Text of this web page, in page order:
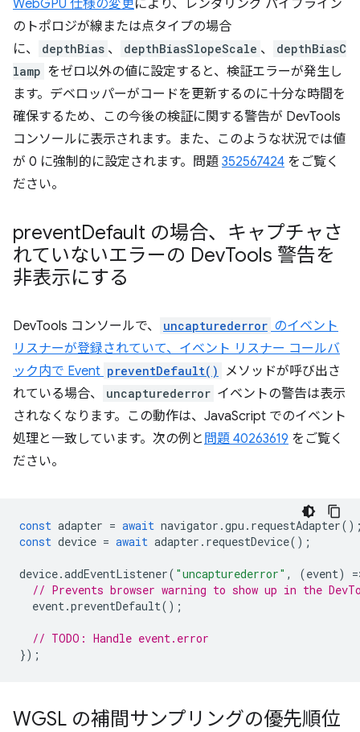
WebGPU 仕様の変更により、レンダリング パイプライン
のトポロジが線または点タイプの場合
に、
depthBias 、 depthBiasSlopeScale 、
depthBiasC
lamp をゼロ以外の値に設定すると、検証エラーが発生し
ます。デベロッパーがコードを更新するのに十分な時間を
確保するため、この今後の検証に関する警告が DevTools
コンソールに表示されます。また、このような状況では値
が 0 に強制的に設定されます。問題 352567424 をご覧く
ださい。
preventDefault の場合、キャプチャさ
れていないエラーの DevTools 警告を
非表示にする
DevTools コンソールで、 uncapturederror のイベント
リスナーが登録されていて、イベント リスナー コールバ
ック内で Event preventDefault()
メソッドが呼び出さ
れている場合、
uncapturederror イベントの警告は表示
されなくなります。この動作は、JavaScript でのイベント
処理と一致しています。次の例と 問題 40263619 をご覧く
ださい。
const adapter = await navigator .gpu . requestAdapter
const device = await adapter . requestDevice();
device.addEventListener( "uncapturederror" , (event) =
// Prevents browser warning to show up in the
event.preventDefault();
// TODO: Handle event.error
});
WGSL の補間サンプリングの優先順位